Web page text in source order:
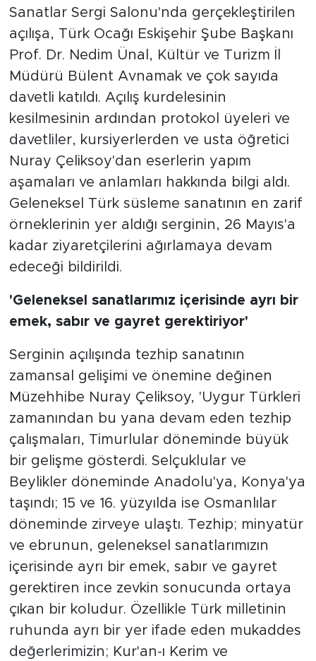
Sanatlar Sergi Salonu'nda gerçekleştirilen
açılışa, Türk Ocağı Eskişehir Şube Başkanı
Prof. Dr. Nedim Ünal, Kültür ve Turizm İl
Müdürü Bülent Avnamak ve çok sayıda
davetli katıldı. Açılış kurdelesinin
kesilmesinin ardından protokol üyeleri ve
davetliler, kursiyerlerden ve usta öğretici
Nuray Çeliksoy'dan eserlerin yapım
aşamaları ve anlamları hakkında bilgi aldı.
Geleneksel Türk süsleme sanatının en zarif
örneklerinin yer aldığı serginin, 26 Mayıs'a
kadar ziyaretçilerini ağırlamaya devam
edeceği bildirildi.
'Geleneksel sanatlarımız içerisinde ayrı bir
emek, sabır ve gayret gerektiriyor'
Serginin açılışında tezhip sanatının
zamansal gelişimi ve önemine değinen
Müzehhibe Nuray Çeliksoy, 'Uygur Türkleri
zamanından bu yana devam eden tezhip
çalışmaları, Timurlular döneminde büyük
bir gelişme gösterdi. Selçuklular ve
Beylikler döneminde Anadolu'ya, Konya'ya
taşındı; 15 ve 16. yüzyılda ise Osmanlılar
döneminde zirveye ulaştı. Tezhip; minyatür
ve ebrunun, geleneksel sanatlarımızın
içerisinde ayrı bir emek, sabır ve gayret
gerektiren ince zevkin sonucunda ortaya
çıkan bir koludur. Özellikle Türk milletinin
ruhunda ayrı bir yer ifade eden mukaddes
değerlerimizin; Kur'an-ı Kerim ve